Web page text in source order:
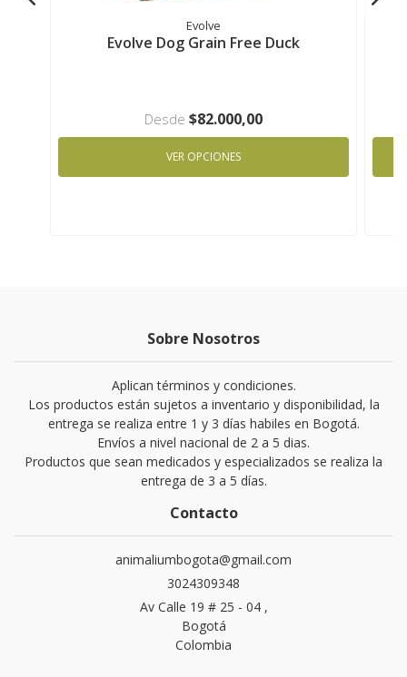
Evolve
Evolve Dog Grain Free Duck
Desde $82.000,00
VER OPCIONES
Sobre Nosotros
Aplican términos y condiciones.
Los productos están sujetos a inventario y disponibilidad, la
entrega se realiza entre 1 y 3 días habiles en Bogotá.
Envíos a nivel nacional de 2 a 5 dias.
Productos que sean medicados y especializados se realiza la
entrega de 3 a 5 días.
Contacto
animaliumbogota@gmail.com
3024309348
Av Calle 19 # 25 - 04 ,
Bogotá
Colombia